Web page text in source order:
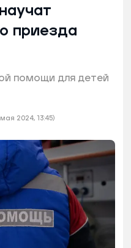
2024, 13:45)
приезда
помощи для детей